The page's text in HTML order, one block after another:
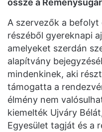
A szervezők a befolyt
részéből gyereknapi
amelyeket szerdán
alapítvány
mindenkinek, aki
támogatta a
élmény nem
kiemelték Ujváry
Egyesület tagját és a